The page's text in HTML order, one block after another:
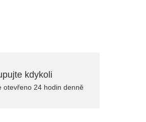
kdykoli
otevřeno 24 hodin denně